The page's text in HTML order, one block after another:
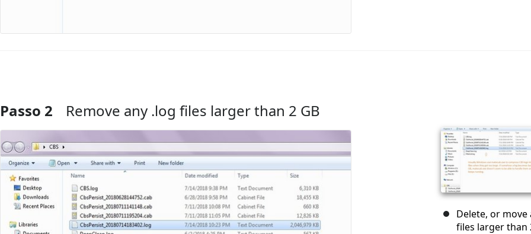
Comentar
Passo 2 Remove any .log files larger than 2 GB
Delete, or
files larger than